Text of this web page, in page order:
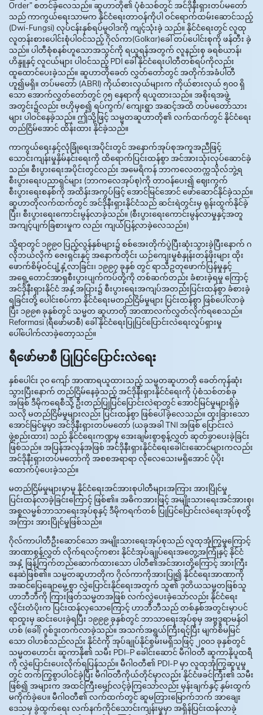
Order” စတင်ခဲ့လေသည်။ ဆူဟာတို၏ ပုံစံသစ်တွင် အင်ဒိုနီးရှားတပ်မတော်
သည် ကာကွယ်ရေးသာမက နိုင်ငံရေးတာဝန်ကိုပါ ဝင်ရောက်ထမ်းဆောင်သည့်
(Dwi-Fungsi) လုပ်ငန်းနှစ်ရပ်မူဝါဒကို ကျင့်သုံးခဲ့ သည်။ နိုင်ငံရေးတွင် လူထု
လူတန်းစားပေါင်းစုံပါဝင်သည့် ဂိုလ်ကာ(Golkar)ခေါ် တပ်ပေါင်းစုကို ဖန်တီး ခဲ့
သည်။ ပါတီစုံစနစ်ဟူသောအသွင်ကို ရယူရန်အတွက် လူနည်းစု ခရစ်ယာန်၊
ဟိန္ဒူနှင့် လူငယ်များ ပါဝင်သည့် PDI ခေါ် နိုင်ငံရေးပါတီတစ်ရပ်ကိုလည်း
ထူထောင်ပေးခဲ့သည်။ ဆူဟာတိုခေတ် လွှတ်တော်တွင် အတိုက်အခံပါတီ
ဟူ၍မရှိ။ တပ်မတော် (ABRI) ကိုယ်စားလှယ်များက ကိုယ်စားလှယ် ၅၀၀ ရှိ
သော အောက်လွှတ်တော်တွင် ၇၅ နေရာကို ရယူထားသည်။ အစိုးရအဖွဲ့
အတွင်း၌လည်း ဗဟိုမှစ၍ ရပ်ကွက်/ ကျေးရွာ အဆင့်အထိ တပ်မတော်သား
များ ပါဝင်နေခဲ့သည်။ ဤသို့ဖြင့် သမ္မတဆူဟာတို၏ လက်ထက်တွင် နိုင်ငံရေး
တည်ငြိမ်အောင် ထိန်းထား နိုင်ခဲ့သည်။
ကာကွယ်ရေးနှင့်လုံခြုံရေးအပိုင်းတွင် အနောက်အုပ်စုအကူအညီဖြင့်
သောင်းကျန်းမှုနှိမ်နင်းရေးကို ထိရောက်ပြင်းထန်စွာ အင်အားသုံးလုပ်ဆောင်ခဲ့
သည်။ စီးပွားရေးအပိုင်းတွင်လည်း အမေရိကန် ဘာကလေတက္ကသိုလ်ဘွဲ့ရ
စီးပွားရေးပညာရှင်များ (ဘာကလေအုပ်စု)ကို တာဝန်ပေး၍ ဈေးကွက်
စီးပွားရေးစနစ်ကို အထိန်းအကွပ်ဖြင့် အောင်မြင်အောင် ဖော်ဆောင်နိုင်ခဲ့သည်။
ဆူဟာတိုလက်ထက်တွင် အင်ဒိုနီးရှားနိုင်ငံသည် ဆင်းရဲတွင်းမှ ရုန်းထွက်နိုင်ခဲ့
ပြီး၊ စီးပွားရေးကောင်းမွန်လာခဲ့သည်။ (စီးပွားရေးကောင်းမွန်လာမှုနှင့်အတူ
အကျင့်ပျက်ခြစားမှုက လည်း ကျယ်ပြန့်လာခဲ့လေသည်။)
သို့ရာတွင် ၁၉၉၀ ပြည့်လွန်နှစ်များ၌ စစ်အေးတိုက်ပွဲပြီးဆုံးသွားခဲ့ပြီးနောက် ဂ
လိုဘယ်လိုက် ဇေးရှင်းနှင့် အနောက်တိုင်း ယဉ်ကျေးမှုစံနှုန်းတန်ဖိုးများ ထိုး
ဖောက်စိမ့်ဝင်ပျံ့နှံ့လာခြင်း၊ ၁၉၉၇ ခုနှစ် တွင် ရာသီဥတုဖောက်ပြန်မှုနှင့်
အရှေ့တောင်အာရှစီးပွားပျက်ကပ်တို့ကို တစ်ဆက်တည်း ခံစားခဲ့ရမှု ကြောင့်
အင်ဒိုနီးရှားနိုင်ငံ အနှံ့အပြား၌ စီးပွားရေးအကျပ်အတည်းပြင်းထန်စွာ ခံစားခဲ့
ရခြင်းတို့ ပေါင်းစပ်ကာ နိုင်ငံရေးမတည်ငြိမ်မှုများ ပြင်းထန်စွာ ဖြစ်ပေါ်လာခဲ့
ပြီး ၁၉၉၈ ခုနှစ်တွင် သမ္မတ ဆူဟာတို အာဏာလက်လွှတ်လိုက်ရစေသည်။
Reformasi (ရီဖော်မာစီ) ခေါ် နိုင်ငံရေးပြုပြင်ပြောင်းလဲရေးလှုပ်ရှားမှု
ပေါ်ပေါက်လာခဲ့တော့သည်။
ရီဖော်မာစီ ပြုပြင်ပြောင်းလဲရေး
နှစ်ပေါင်း ၃၀ ကျော် အာဏာရယူထားသည့် သမ္မတဆူဟာတို ခေတ်ကုန်ဆုံး
သွားပြီးနောက် တည်ငြိမ်နေခဲ့သည့် အင်ဒိုနီးရှားနိုင်ငံရေးကို ပုံစံသစ်တစ်ခု
အဖြစ် ဒီမိုကရေစီသို့ ဦးတည်ပြုပြင်ပြောင်းလဲရာတွင် အောင်မြင်မှုများရှိခဲ့
သလို မတည်ငြိမ်မှုများလည်း ပြင်းထန်စွာ ဖြစ်ပေါ်ခဲ့လေသည်။ ထူးခြားသော
အောင်မြင်မှုမှာ အင်ဒိုနီးရှားတပ်မတော် (ယခုအခါ TNI အဖြစ် ပြောင်းလဲ
ဖွဲ့စည်းထား) သည် နိုင်ငံရေးကဏ္ဍမှ အေးချမ်းစွာစွန့်လွှတ် ဆုတ်ခွာပေးခဲ့ခြင်း
ဖြစ်သည်။ အပြန်အလှန်အဖြစ် အင်ဒိုနီးရှားနိုင်ငံရေးခေါင်းဆောင်များကလည်း
အင်ဒိုနီးရှားတပ်မတော်ကို အစစအရာရာ လိုလေသေးမရှိအောင် ပံ့ပိုး
ထောက်ပံ့ပေးခဲ့သည်။
မတည်ငြိမ်မှုများမှာမူ နိုင်ငံရေးအင်အားစုပါတီများအကြား အားပြိုင်မှု
ပြင်းထန်လာခဲ့ခြင်းကြောင့် ဖြစ်၏။ အဓိကအားဖြင့် အမျိုးသားရေးအင်အားစု၊
အစ္စလမ္မစ်ဘာသာရေးအုပ်စုနှင့် ဒီမိုကရက်တစ် ပြုပြင်ပြောင်းလဲရေးအုပ်စုတို့
အကြား အားပြိုင်မှုဖြစ်သည်။
ဂိုလ်ကာပါတီဦးဆောင်သော အမျိုးသားရေးအုပ်စုသည် လူထုအုံကြွမှုကြောင့်
အာဏာစွန့်လွှတ် လိုက်ရလင့်ကစား နိုင်ငံအုပ်ချုပ်ရေးအတွေ့အကြုံနှင့် နိုင်ငံ
အနှံ့ ဖြန့်ကြက်တည်ဆောက်ထားသော ပါတီ၏အင်အားတို့ကြောင့် အားကြီး
နေဆဲဖြစ်၏။ သမ္မတဆူဟာတိုက ဂိုလ်ကာကိုအားပြု၍ နိုင်ငံရေးအာဏာကို
အဆင်ပြေချောမွေ့စွာ လွှဲပြောင်းနိုင်ရေးအတွက် သူ၏ ဒုတိယသမ္မတဖြစ်သူ
ဟာဘီဘီကို ကြားဖြတ်သမ္မတအဖြစ် လက်လွှဲပေးခဲ့သော်လည်း နိုင်ငံရေး
လှိုင်းတံပိုးက ပြင်းထန်လှသောကြောင့် ဟာဘီဘီသည် တစ်နှစ်အတွင်းမှာပင်
ရာထူးမှ ဆင်းပေးခဲ့ရပြီး ၁၉၉၉ ခုနှစ်တွင် ဘာသာရေးအုပ်စုမှ အဗ္ဗဒူရာမန်ဝါ
ဟစ် (ခေါ်) ဂူစ်ဒူးတက်လာခဲ့သည်။ အသက်အရွယ်ကြီးရင့်ပြီး မျက်စိမမြင်
သော ဝါဟစ်သည်လည်း နိုင်ငံကို အုပ်ချုပ်နိုင်စွမ်းမရှိသဖြင့် ၂၀၀၁ ခုနှစ်တွင်
သမ္မတဟောင်း ဆူကာနို၏ သမီး PDI–P ခေါင်းဆောင် မီဂါဝတီ ဆူကာနိုပူထရီ
ကို လွှဲပြောင်းပေးလိုက်ရပြန်သည်။ မီဂါဝတီ၏ PDI-P မှာ လူထုအုံကြွဆူပူမှု
တွင် တက်ကြွစွာပါဝင်ခဲ့ပြီး မီဂါဝတီကိုယ်တိုင်မှာလည်း နိုင်ငံဖခင်ကြီး၏ သမီး
ဖြစ်၍ အများက အထင်ကြီးမျှော်လင့်ခဲ့ကြသော်လည်း မှန်းချက်နှင့် နှမ်းထွက်
မကိုက်ခဲ့ပေ။ မီဂါဝတီ၏ လက်ထက်တွင် ဆူမတြားမြောက်ဘက် အာချေး
ဒေသမှ ခွဲထွက်ရေး လက်နက်ကိုင်သောင်းကျန်းမှုမှာ အရှိန်ပြင်းထန်လာခဲ့